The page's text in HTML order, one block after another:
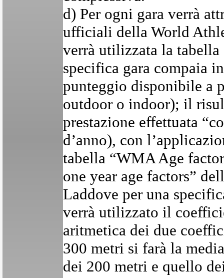
d) Per ogni gara verrà
ufficiali della World
verrà utilizzata la tabella
specifica gara compaia
punteggio disponibile a
outdoor o indoor); il
prestazione effettuata
d’anno), con
tabella “WMA Age
one year age factors”
Laddove per una
verrà utilizzato il
aritmetica dei due
300 metri si farà la
dei 200 metri e quello